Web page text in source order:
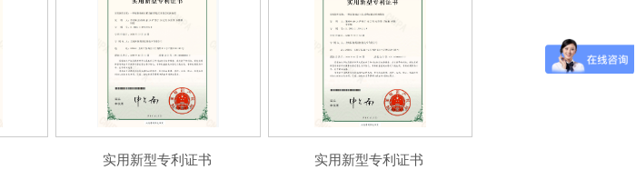
实用新型专利证书 实用新型专利证书